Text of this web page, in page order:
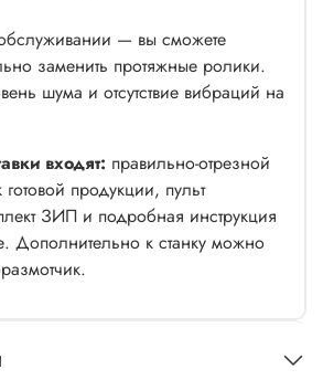
— вы сможете
заменить протяжные ролики.
шума и отсутствие вибраций на
входят: правильно-отрезной
продукции, пульт
ЗИП и подробная инструкция
Дополнительно к станку можно